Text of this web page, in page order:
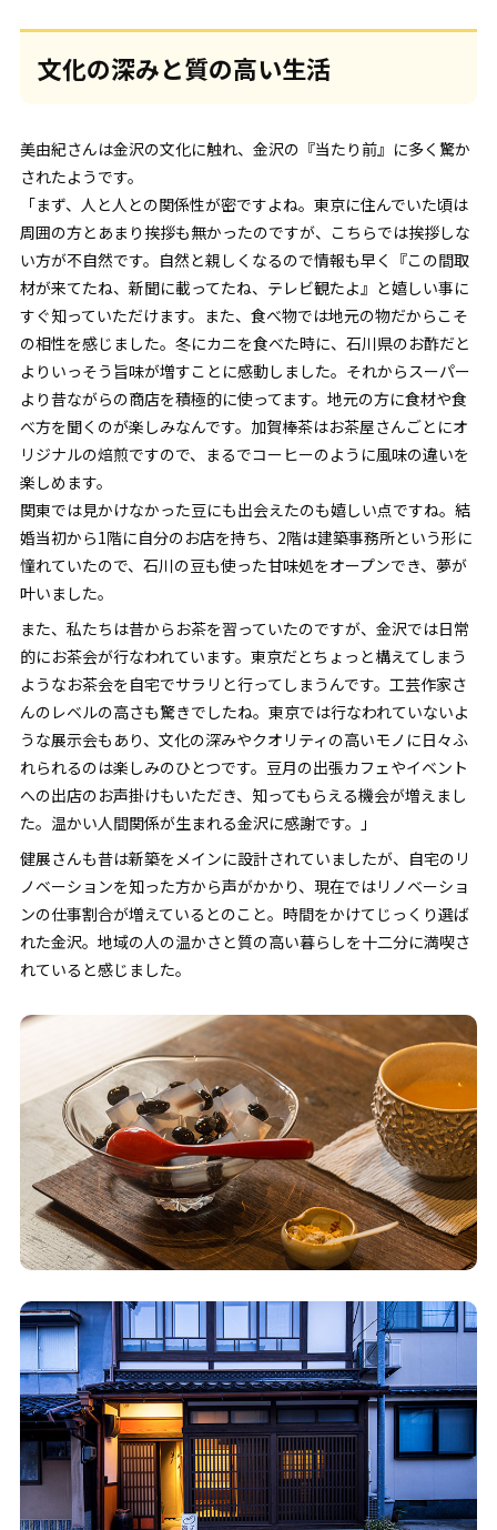
文化の深みと質の高い生活
美由紀さんは金沢の文化に触れ、金沢の『当たり前』に多く驚か
されたようです。
「まず、人と人との関係性が密ですよね。東京に住んでいた頃は
周囲の方とあまり挨拶も無かったのですが、こちらでは挨拶しな
い方が不自然です。自然と親しくなるので情報も早く『この間取
材が来てたね、新聞に載ってたね、テレビ観たよ』と嬉しい事に
すぐ知っていただけます。また、食べ物では地元の物だからこそ
の相性を感じました。冬にカニを食べた時に、石川県のお酢だと
よりいっそう旨味が増すことに感動しました。それからスーパー
より昔ながらの商店を積極的に使ってます。地元の方に食材や食
べ方を聞くのが楽しみなんです。加賀棒茶はお茶屋さんごとにオ
リジナルの焙煎ですので、まるでコーヒーのように風味の違いを
楽しめます。
関東では見かけなかった豆にも出会えたのも嬉しい点ですね。結
婚当初から1階に自分のお店を持ち、2階は建築事務所という形に
憧れていたので、石川の豆も使った甘味処をオープンでき、夢が
叶いました。
また、私たちは昔からお茶を習っていたのですが、金沢では日常
的にお茶会が行なわれています。東京だとちょっと構えてしまう
ようなお茶会を自宅でサラリと行ってしまうんです。工芸作家さ
んのレベルの高さも驚きでしたね。東京では行なわれていないよ
うな展示会もあり、文化の深みやクオリティの高いモノに日々ふ
れられるのは楽しみのひとつです。豆月の出張カフェやイベント
への出店のお声掛けもいただき、知ってもらえる機会が増えまし
た。温かい人間関係が生まれる金沢に感謝です。」
健展さんも昔は新築をメインに設計されていましたが、自宅のリ
ノベーションを知った方から声がかかり、現在ではリノベーショ
ンの仕事割合が増えているとのこと。時間をかけてじっくり選ば
れた金沢。地域の人の温かさと質の高い暮らしを十二分に満喫さ
れていると感じました。